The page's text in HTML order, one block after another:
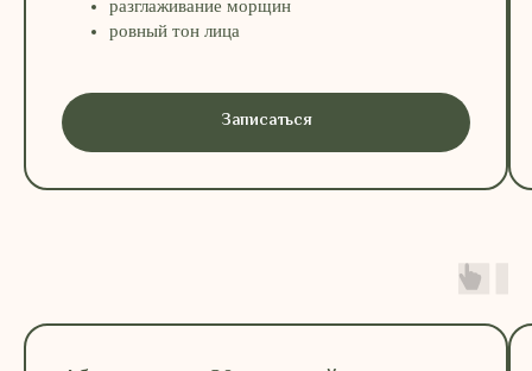
разглаживание морщин
ровный тон лица
Записаться